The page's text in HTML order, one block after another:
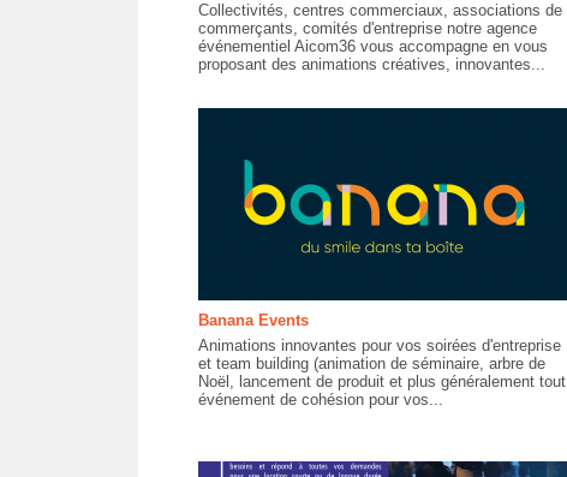
Collectivités, centres commerciaux, associations de
commerçants, comités d'entreprise notre agence
événementiel Aicom36 vous accompagne en vous
proposant des animations créatives, innovantes...
Banana Events
Animations innovantes pour vos soirées d'entreprise
et team building (animation de séminaire, arbre de
Noël, lancement de produit et plus généralement tout
événement de cohésion pour vos...